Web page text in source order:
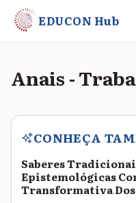
EDUCON Hub
Anais -
CONHEÇA
Saberes
Epistemológicas
Transformativa Dos